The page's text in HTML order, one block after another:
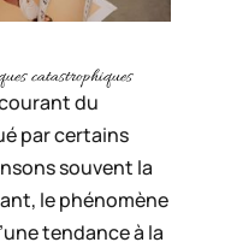
catastrophiques
du
par certains
souvent la
le phénomène
tendance à la